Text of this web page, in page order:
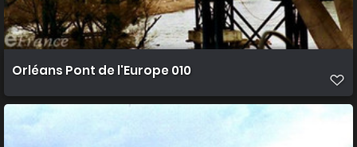
Orléans Pont de l'Europe 010